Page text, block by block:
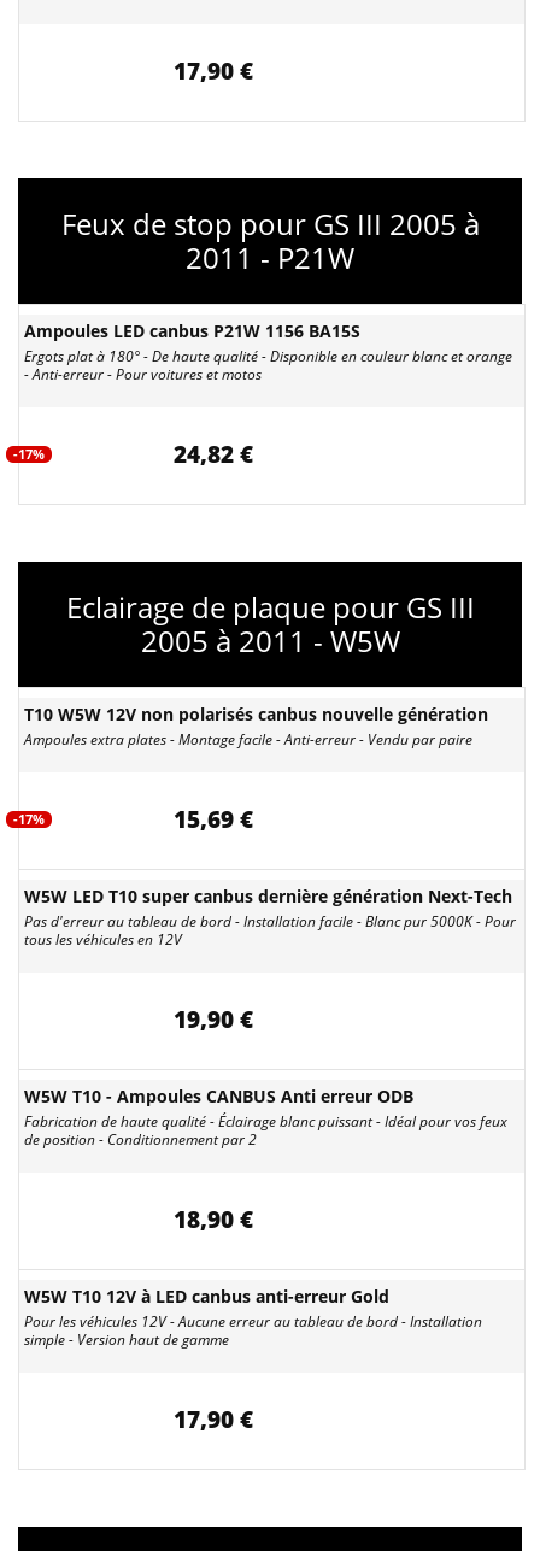
17,90 €
Feux de stop pour GS III 2005 à
2011 - P21W
Ampoules LED canbus P21W 1156 BA15S
Ergots plat à 180° - De haute qualité - Disponible en couleur blanc et orange
- Anti-erreur - Pour voitures et motos
-17% 24,82 €
Eclairage de plaque pour GS III
2005 à 2011 - W5W
T10 W5W 12V non polarisés canbus nouvelle génération
Ampoules extra plates - Montage facile - Anti-erreur - Vendu par paire
-17% 15,69 €
W5W LED T10 super canbus dernière génération Next-Tech
Pas d'erreur au tableau de bord - Installation facile - Blanc pur 5000K - Pour
tous les véhicules en 12V
19,90 €
W5W T10 - Ampoules CANBUS Anti erreur ODB
Fabrication de haute qualité - Éclairage blanc puissant - Idéal pour vos feux
de position - Conditionnement par 2
18,90 €
W5W T10 12V à LED canbus anti-erreur Gold
Pour les véhicules 12V - Aucune erreur au tableau de bord - Installation
simple - Version haut de gamme
17,90 €